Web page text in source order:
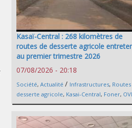
Kasaï-Central : 268 kilomètres de
routes de desserte agricole
au premier trimestre 2026
07/08/2026 - 20:18
Société, Actualité / Infrastructures,
desserte agricole, Kasai-Central, Foner,